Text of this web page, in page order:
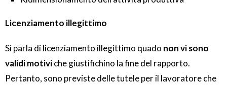
Licenziamento illegittimo
Si parla di licenziamento illegittimo quado non vi sono
validi motiviche giustifichino la fine del rapporto.
Pertanto, sono previste delle tutele per il lavoratore che